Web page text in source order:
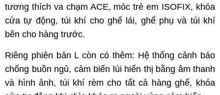
tương thích va chạm ACE, móc trẻ em ISOFIX, khóa
cửa tự động, túi khí cho ghế lái, ghế phụ và túi khí
bên cho hàng trước.
Riêng phiên bản L còn có thêm: Hệ thống cảnh báo
chống buồn ngủ, cảm biến lùi hiển thị bằng âm thanh
và hình ảnh, túi khí rèm cho tất cả hàng ghế, khóa